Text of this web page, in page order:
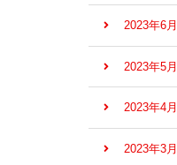
2023年6月
2023年5月
2023年4月
2023年3月